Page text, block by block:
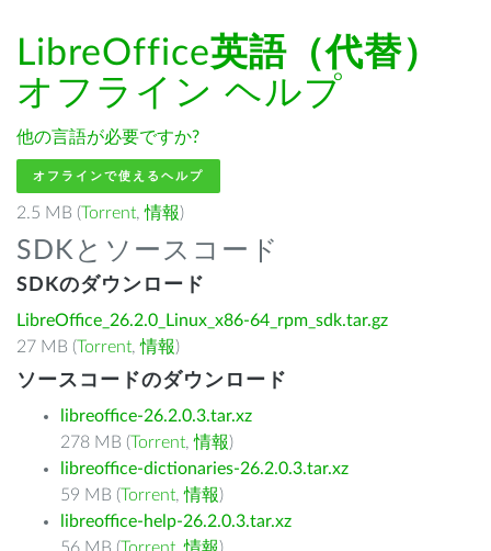
LibreOffice英語（代替）
オフライン ヘルプ
他の言語が必要ですか?
オフラインで使えるヘルプ
2.5 MB (Torrent,情報)
SDKとソースコード
SDKのダウンロード
LibreOffice_26.2.0_Linux_x86-64_rpm_sdk.tar.gz
27 MB (Torrent,情報)
ソースコードのダウンロード
libreoffice-26.2.0.3.tar.xz
278 MB (Torrent,情報)
libreoffice-dictionaries-26.2.0.3.tar.xz
59 MB (Torrent,情報)
libreoffice-help-26.2.0.3.tar.xz